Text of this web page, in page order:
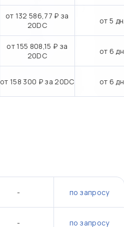
от 132 586,77 ₽ за
20DC
от 5 дн.
от 155 808,15 ₽ за
20DC
от 6 дн.
от 158 300 ₽ за 20DC от 6 дн.
- по запросу
- по запросу